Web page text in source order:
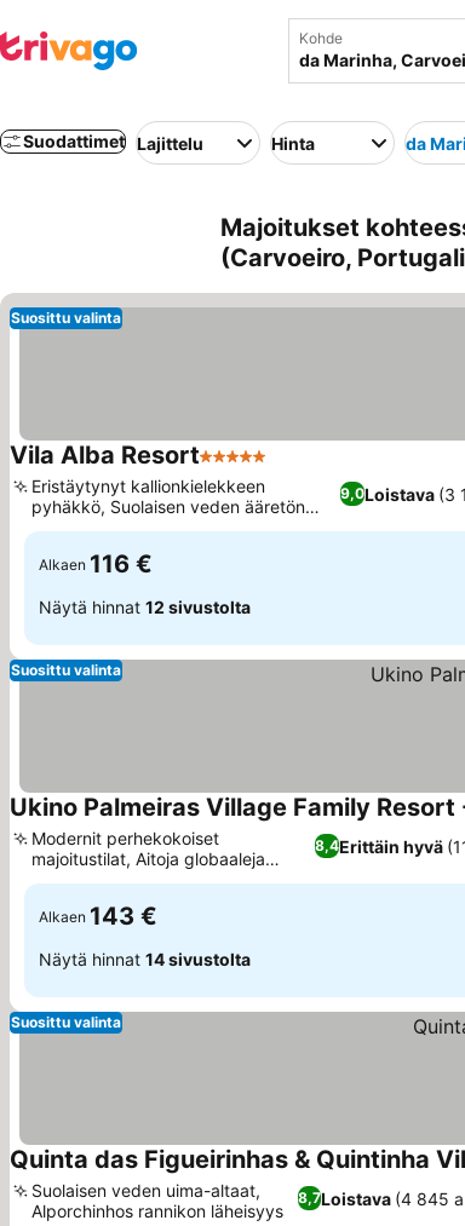
Kohde
Suodattimet Lajittelu Hinta da
Majoitukset
(Carvoeiro,
Suosittu valinta
Vila Alba Resort5 Tähtiluokitus
9,0Loistava (3
Eristäytynyt kallionkielekkeen
pyhäkkö, Suolaisen veden ääretön
uima-allas
Alkaen 116 €
Näytä hinnat 12 sivustolta
Suosittu valinta
Ukino Palmeiras Village Family
8,4Erittäin hyvä
Modernit perhekokoiset
majoitustilat, Aitoja globaaleja
teemaravintoloita
Alkaen 143 €
Näytä hinnat 14 sivustolta
Suosittu valinta
Quinta das Figueirinhas & Quintinha
8,7Loistava (4 845
Suolaisen veden uima-altaat,
Alporchinhos rannikon läheisyys